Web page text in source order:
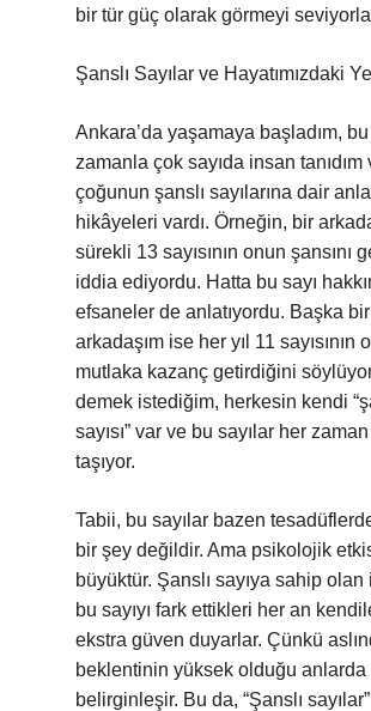
bir tür güç olarak görmeyi
Şanslı Sayılar ve Hayatımızdaki
Ankara’da yaşamaya başladım,
zamanla çok sayıda insan tanıdım
çoğunun şanslı sayılarına dair
hikâyeleri vardı. Örneğin, bir
sürekli 13 sayısının onun şansını
iddia ediyordu. Hatta bu sayı
efsaneler de anlatıyordu. Başka bir
arkadaşım ise her yıl 11 sayısının
mutlaka kazanç getirdiğini
demek istediğim, herkesin kendi
sayısı” var ve bu sayılar her
taşıyor.
Tabii, bu sayılar bazen
bir şey değildir. Ama psikolojik
büyüktür. Şanslı sayıya sahip olan
bu sayıyı fark ettikleri her an
ekstra güven duyarlar. Çünkü
beklentinin yüksek olduğu anlarda
belirginleşir. Bu da, “Şanslı sayılar”